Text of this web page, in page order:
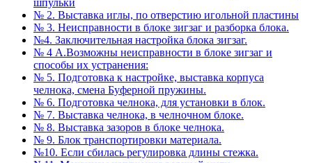
№ 2. Выставка иглы, по отверстию игольной пластины
№ 3. Неисправности в блоке зигзаг и разборка блока.
№4. Заключительная настройка блока зигзаг.
№ 4 А.Возможны неисправности в блоке зигзаг и
способы их устранения:
№ 5. Подготовка к настройке, выставка корпуса
челнока, смена Буферной пружины.
№ 6. Подготовка челнока, для установки в блок.
№ 7. Выставка челнока, в челночном блоке.
№ 8. Выставка зазоров в блоке челнока.
№ 9. Блок транспортировки материала.
№10. Если сбилась регулировка длины стежка.